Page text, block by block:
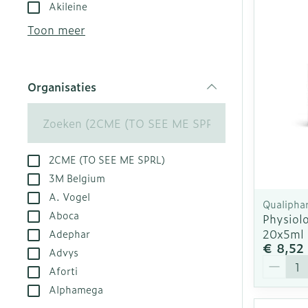
Eksteroog -
Deodorant
Spuiten
Oplossing
Naalden
Naalden voor
- pennaalden
Infecties
Luizen
Diagnostica
Akileine
Toon meer
Organisaties
filter
2CME (TO SEE ME SPRL)
3M Belgium
A. Vogel
Aboca
Adephar
Advys
Aforti
Alphamega
20x5ml
€ 8,52
Aantal